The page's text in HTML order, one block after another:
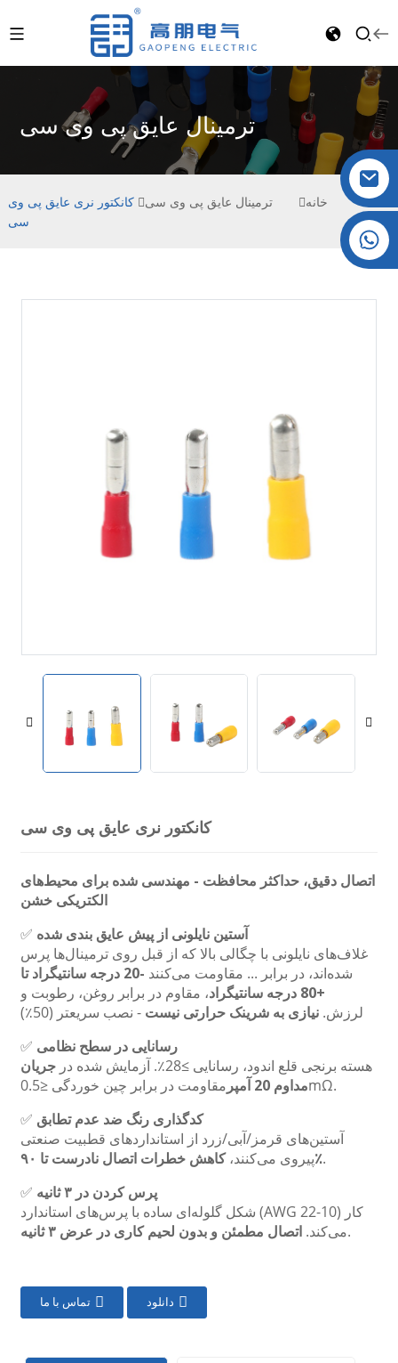
ترمینال عایق پی وی سی
خانه ترمینال عایق پی وی سی
کانکتور نری عایق پی وی
سی
کانکتور نری عایق پی وی سی
اتصال دقیق، حداکثر محافظت - مهندسی شده برای محیط‌های
الکتریکی خشن
✅ آستین نایلونی از پیش عایق بندی شده
غلاف‌های نایلونی با چگالی بالا که از قبل روی ترمینال‌ها پرس
شده‌اند، در برابر ... مقاومت می‌کنند
-20 درجه سانتیگراد تا
+80 درجه سانتیگراد
، مقاوم در برابر روغن، رطوبت و
لرزش. نیازی به شرینک حرارتی نیست - نصب سریعتر (50٪)
✅ رسانایی در سطح نظامی
هسته برنجی قلع اندود، رسانایی ≥28٪. آزمایش شده در
جریان
مداوم 20 آمپرمقاومت در برابر چین خوردگی ≤0.5mΩ.
✅ کدگذاری رنگ ضد عدم تطابق
آستین‌های قرمز/آبی/زرد از استانداردهای قطبیت صنعتی
پیروی می‌کنند،کاهش خطرات اتصال نادرست تا ۹۰٪.
✅
پرس کردن در ۳ ثانیه
شکل گلوله‌ای ساده با پرس‌های استاندارد (AWG 22-10) کار
می‌کند. اتصال مطمئن و بدون لحیم کاری در عرض ۳ ثانیه .
تماس با ما دانلود